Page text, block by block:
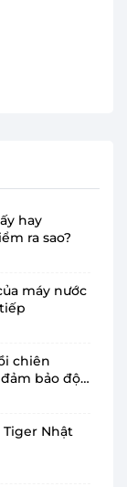
hay
ra sao?
máy nước
chiên
bảo độ
Nhật